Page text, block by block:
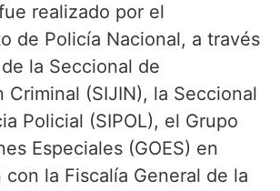
realizado por el
de Policía Nacional, a través
la Seccional de
Criminal (SIJIN), la Seccional
Policial (SIPOL), el Grupo
Especiales (GOES) en
la Fiscalía General de la